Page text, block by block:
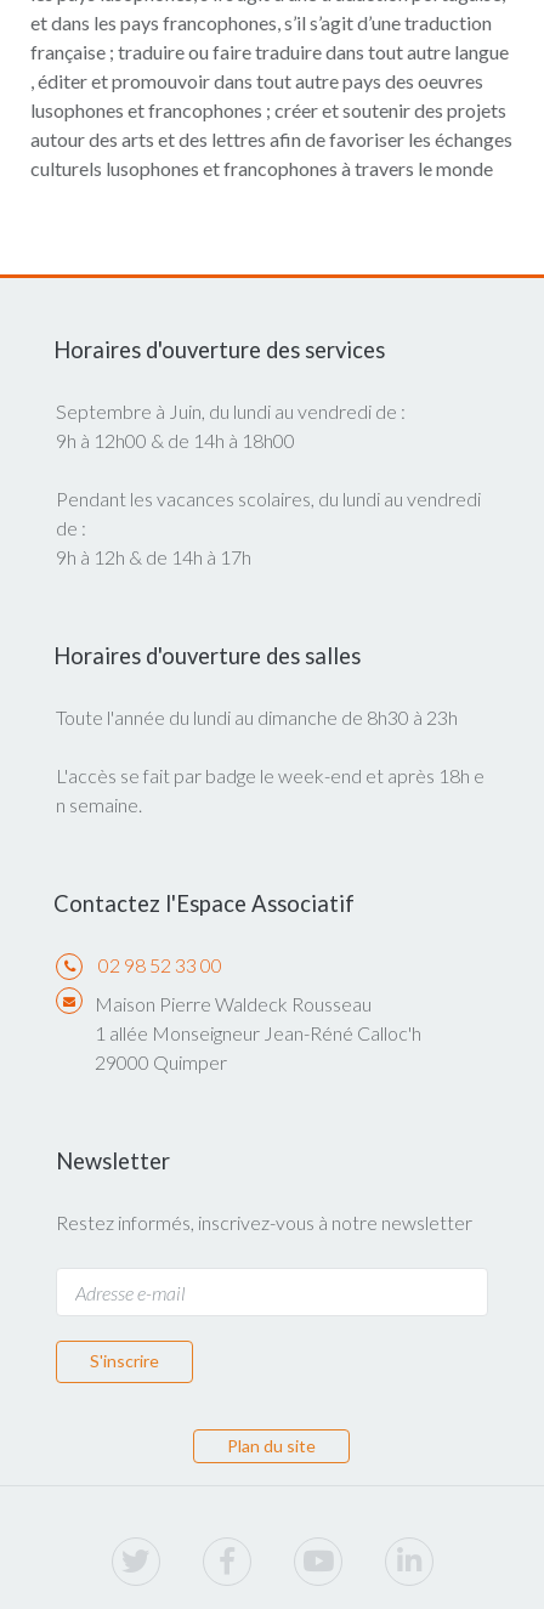
et dans les pays francophones, s’il s’agit d’une traduction
française ; traduire ou faire traduire dans tout autre langue
, éditer et promouvoir dans tout autre pays des oeuvres
lusophones et francophones ; créer et soutenir des projets
autour des arts et des lettres afin de favoriser les échanges
culturels lusophones et francophones à travers le monde
Horaires d'ouverture des services
Septembre à Juin, du lundi au vendredi de :
9h à 12h00 & de 14h à 18h00
Pendant les vacances scolaires, du lundi au vendredi
de :
9h à 12h & de 14h à 17h
Horaires d'ouverture des salles
Toute l'année du lundi au dimanche de 8h30 à 23h
L'accès se fait par badge le week-end et après 18h e
n semaine.
Contactez l'Espace Associatif
02 98 52 33 00
Maison Pierre Waldeck Rousseau
1 allée Monseigneur Jean-Réné Calloc'h
29000 Quimper
Newsletter
Restez informés, inscrivez-vous à notre newsletter
S'inscrire
Plan du site